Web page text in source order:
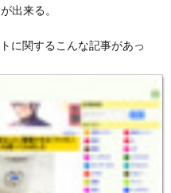
出来る。
に関するこんな記事があっ